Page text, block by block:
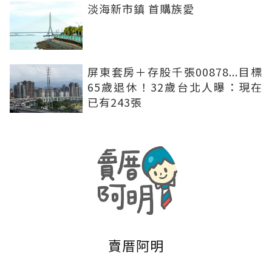
淡海新市鎮 首購族愛
屏東套房＋存股千張00878...目標
65歲退休！32歲台北人曝：現在
已有243張
賣厝阿明